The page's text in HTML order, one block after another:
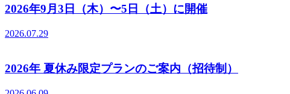
2026年9月3日（木）〜5日（土）に開催
2026.07.29
2026年 夏休み限定プランのご案内（招待制）